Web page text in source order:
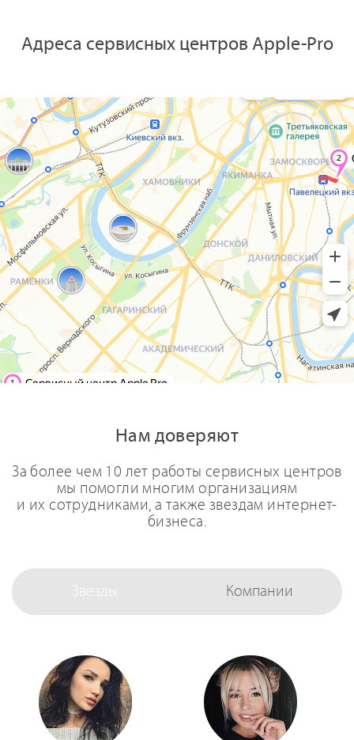
Адреса сервисных центров Apple-Pro
Нам доверяют
За более чем 10 лет работы сервисных центров
мы помогли многим организациям
и их сотрудниками, а также звездам интернет-
бизнеса.
Звезды Компании